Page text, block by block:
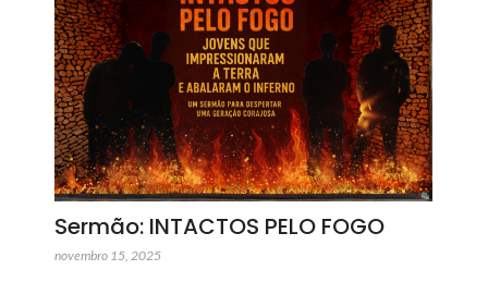
Sermão: INTACTOS PELO FOGO
novembro 15, 2025